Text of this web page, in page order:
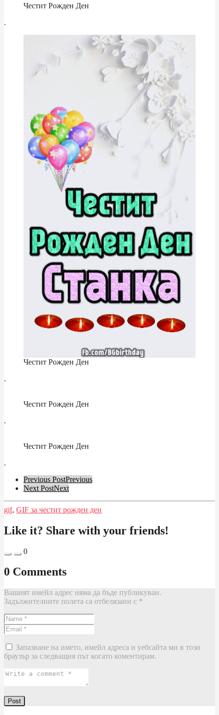
Честит Рожден Ден
.
Честит Рожден Ден
.
Честит Рожден Ден
.
Честит Рожден Ден
.
Post
Pagination
Previous PostPrevious
Next PostNext
gif, GIF за честит рожден ден
Like it? Share with your friends!
0
0 Comments
Вашият имейл адрес няма да бъде публикуван.
Задължителните полета са отбелязани с *
Запазване на името, имейл адреса и уебсайта ми в този
браузър за следващия път когато коментирам.